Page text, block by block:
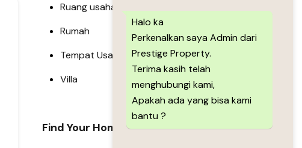
Ruang usaha
Rumah
Tanah
Tempat Usaha
Town House
Villa
Find Your Home
Halo ka
Perkenalkan saya Admin dari
Prestige Property.
Terima kasih telah
menghubungi kami,
Apakah ada yang bisa kami
bantu ?